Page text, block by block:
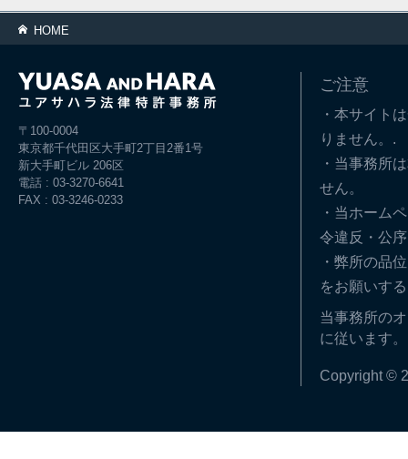
HOME
〒100-0004
東京都千代田区大手町2丁目2番1号
新大手町ビル 206区
電話 : 03-3270-6641
FAX : 03-3246-0233
ご注意
・本サイト
りません。.
・当事務所
せん。
・当ホーム
令違反・公
・弊所の品
をお願いす
当事務所の
に従います。
Copyright ©